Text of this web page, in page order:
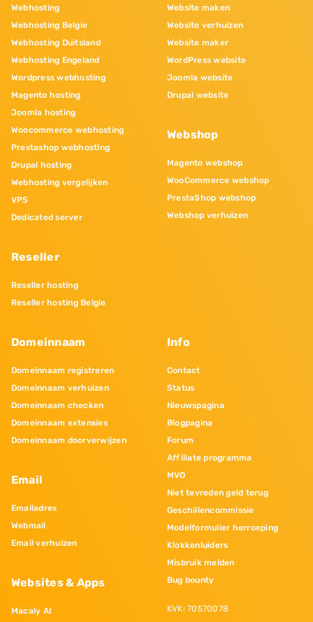
Webhosting
Webhosting Belgie
Webhosting Duitsland
Webhosting Engeland
Wordpress webhosting
Magento hosting
Joomla hosting
Woocommerce webhosting
Prestashop webhosting
Drupal hosting
Webhosting vergelijken
VPS
Dedicated server
Reseller
Reseller hosting
Reseller hosting Belgie
Website maken
Website verhuizen
Website maker
WordPress website
Joomla website
Drupal website
Webshop
Magento webshop
WooCommerce webshop
PrestaShop webshop
Webshop verhuizen
Domeinnaam
Domeinnaam registreren
Domeinnaam verhuizen
Domeinnaam checken
Domeinnaam extensies
Domeinnaam doorverwijzen
Email
Emailadres
Webmail
Email verhuizen
Websites & Apps
Macaly AI
Info
Contact
Status
Nieuwspagina
Blogpagina
Forum
Affiliate programma
MVO
Niet tevreden geld terug
Geschillencommissie
Modelformulier herroeping
Klokkenluiders
Misbruik melden
Bug bounty
KVK: 70570078